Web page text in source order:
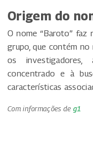
Origem do
O nome “Baroto” faz
grupo, que contém no
os
concentrado e à
características
Com informações de g1